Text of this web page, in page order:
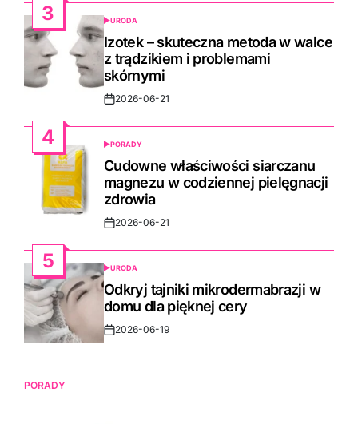
3
POSTED
IN
URODA
Izotek – skuteczna metoda w walce
z trądzikiem i problemami
skórnymi
Post2026-06-21
4
POSTED
IN
PORADY
Cudowne właściwości siarczanu
magnezu w codziennej pielęgnacji
zdrowia
Post2026-06-21
5
POSTED
IN
URODA
Odkryj tajniki mikrodermabrazji w
domu dla pięknej cery
Post2026-06-19
PORADY